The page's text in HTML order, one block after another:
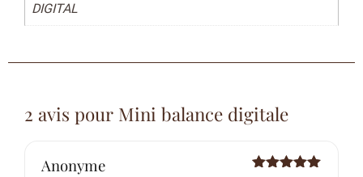
DIGITAL
2 avis pour Mini balance digitale
Anonyme